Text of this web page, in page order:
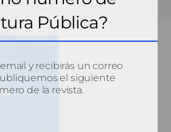
Pública?
y recibirás un correo
el siguiente
de la revista.